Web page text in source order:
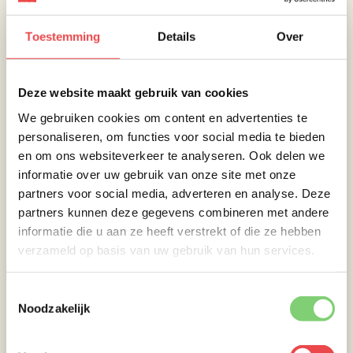
Toestemming Details Over
Deze website maakt gebruik van cookies
We gebruiken cookies om content en advertenties te
personaliseren, om functies voor social media te bieden
en om ons websiteverkeer te analyseren. Ook delen we
informatie over uw gebruik van onze site met onze
partners voor social media, adverteren en analyse. Deze
partners kunnen deze gegevens combineren met andere
informatie die u aan ze heeft verstrekt of die ze hebben
verzameld op basis van uw gebruik van hun services.
Noodzakelijk
Ingrediënten
Red pork burger
1
Waltnoot
(verkruimeld)
15
gram
Bitterballen
niet te
Brie
Bos ui
10 gram
Pistache
10 gram
Romaine
sla
blaadjes